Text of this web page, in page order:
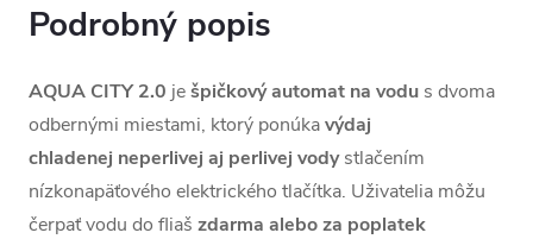
Podrobný popis
AQUA CITY 2.0 ješpičkový automat na vodu s dvoma
odbernými miestami, ktorý ponúkavýdaj
chladenej neperlivej aj perlivej vodystlačením
nízkonapäťového elektrického tlačítka. Uživatelia môžu
čerpať vodu do fliaš zdarma alebo za poplatek